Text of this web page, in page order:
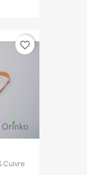
Cuivre
favorite_border